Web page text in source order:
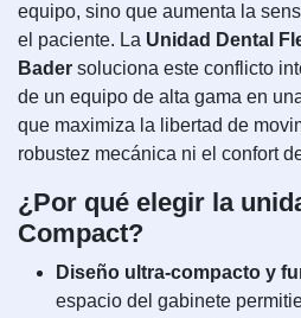
equipo, sino que aumenta la
el paciente. La Unidad Dental
Bader soluciona este conflicto
de un equipo de alta gama en
que maximiza la libertad de
robustez mecánica ni el confort
¿Por qué elegir la
Compact?
Diseño ultra-compacto y
espacio del gabinete